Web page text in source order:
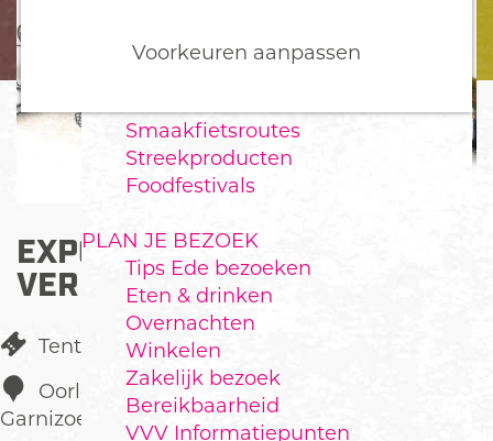
Voorkeuren aanpassen
m
e
p
a
g
Wekerom
Smaakfietsroutes
Streekproducten
Foodfestivals
PLAN JE BEZOEK
Tips Ede bezoeken
Eten & drinken
Overnachten
Winkelen
Zakelijk bezoek
Bereikbaarheid
VVV Informatiepunten
EXPOSITIE
VERBINDINGSDIENST IN EDE
Tentoonstelling
Oorlogs- en
Garnizoensmuseum Ede